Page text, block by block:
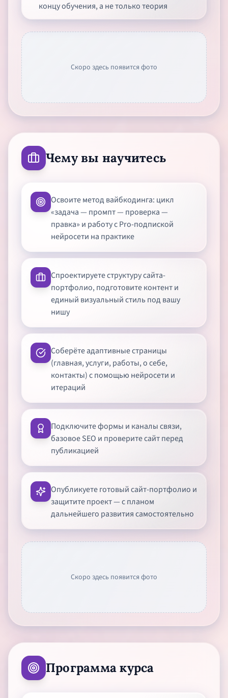
концу обучения, а не только теория
Скоро здесь появится фото
Чему вы научитесь
Освоите метод вайбкодинга: цикл
«задача — промпт — проверка —
правка» и работу с Pro-подпиской
нейросети на практике
Спроектируете структуру сайта-
портфолио, подготовите контент и
единый визуальный стиль под вашу
нишу
Соберёте адаптивные страницы
(главная, услуги, работы, о себе,
контакты) с помощью нейросети и
итераций
Подключите формы и каналы связи,
базовое SEO и проверите сайт перед
публикацией
Опубликуете готовый сайт-портфолио и
защитите проект — с планом
дальнейшего развития самостоятельно
Скоро здесь появится фото
Программа курса